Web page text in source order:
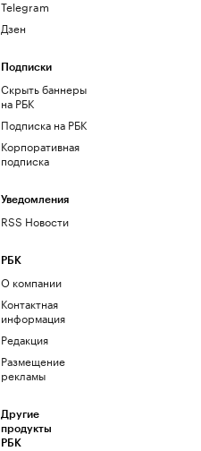
Telegram
Дзен
Подписки
Скрыть баннеры
на РБК
Подписка на РБК
Корпоративная
подписка
Уведомления
RSS Новости
РБК
О компании
Контактная
информация
Редакция
Размещение
рекламы
Другие
продукты
РБК